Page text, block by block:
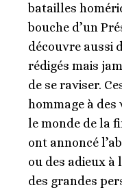
batailles
bouche d’un
découvre aussi
rédigés mais
de se raviser.
hommage à des
le monde de la
ont annoncé
ou des adieux à
des grandes